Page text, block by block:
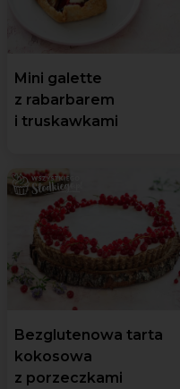
Mini galette
z rabarbarem
i truskawkami
Bezglutenowa tarta
kokosowa
z porzeczkami